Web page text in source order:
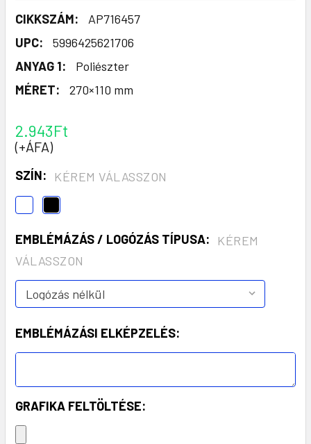
CIKKSZÁM:
AP716457
UPC:
5996425621706
ANYAG 1:
Poliészter
MÉRET:
270×110 mm
2.943Ft
(+ÁFA)
SZÍN: KÉREM VÁLASSZON
EMBLÉMÁZÁS / LOGÓZÁS TÍPUSA:
KÉREM
VÁLASSZON
EMBLÉMÁZÁSI ELKÉPZELÉS:
GRAFIKA FELTÖLTÉSE: